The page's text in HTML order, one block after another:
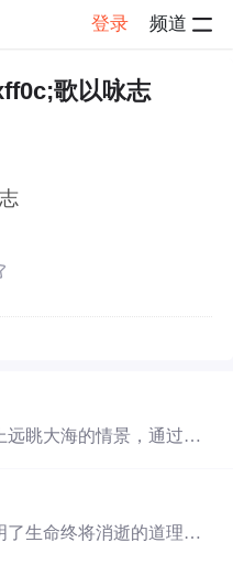
登录 频道
帖子详情
歌以咏志
眺大海的情景，通过自
。
生命终将消逝的道理，